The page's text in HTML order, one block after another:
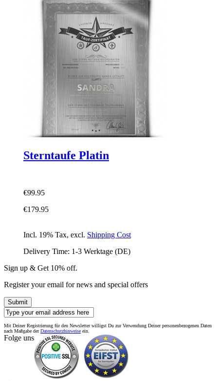
Sterntaufe Platin
€99.95
€179.95
Incl. 19% Tax, excl. Shipping Cost
Delivery Time: 1-3 Werktage (DE)
Sign up & Get 10% off.
Register your email for news and special offers
Submit
Mit Deiner Registrierung für den Newsletter willigst Du zur Verwendung Deiner personenbezogenen Daten
nach Maßgabe derDatenschutzhinweise ein.
Folge uns